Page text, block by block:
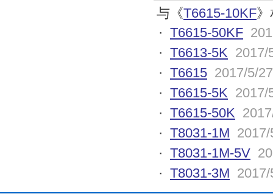
与《T6615-10KF
· T6615-50KF
· T6613-5K 2017/
· T6615 2017/5/27
· T6615-5K 2017/
· T6615-50K
· T8031-1M
· T8031-1M-5V
· T8031-3M